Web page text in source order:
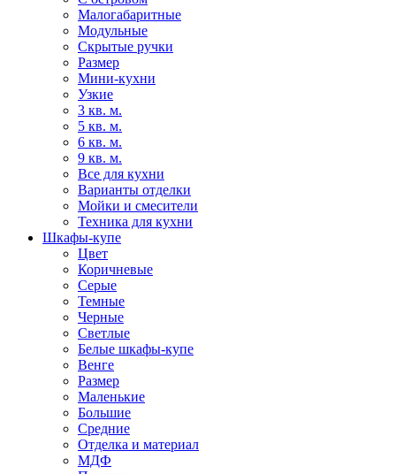
Малогабаритные
Модульные
Скрытые ручки
Размер
Мини-кухни
Узкие
3 кв. м.
5 кв. м.
6 кв. м.
9 кв. м.
Все для кухни
Варианты отделки
Мойки и смесители
Техника для кухни
Шкафы-купе
Цвет
Коричневые
Серые
Темные
Черные
Светлые
Белые шкафы-купе
Венге
Размер
Маленькие
Большие
Средние
Отделка и материал
МДФ